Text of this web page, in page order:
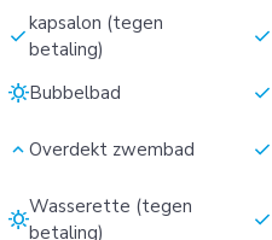
checkkapsalon (tegen
betaling)
check
sunnyBubbelbad check
keyboard_arrow_up Overdekt zwembad check
sunnyWasserette (tegen
betaling)
check